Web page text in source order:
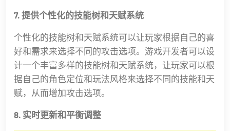
7. 提供个性化的技能树和天赋系统
个性化的技能树和天赋系统可以让玩家根据自己的喜
好和需求来选择不同的攻击选项。游戏开发者可以设
计一个丰富多样的技能树和天赋系统，让玩家可以根
据自己的角色定位和玩法风格来选择不同的技能和天
赋，从而增加攻击选项。
8. 实时更新和平衡调整